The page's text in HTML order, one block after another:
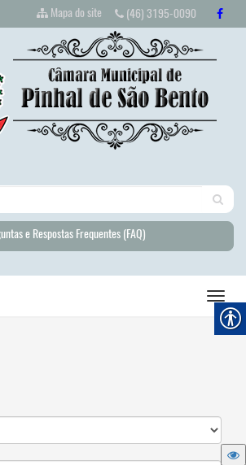
Mapa do site (46) 3195-0090
e Respostas Frequentes (FAQ)